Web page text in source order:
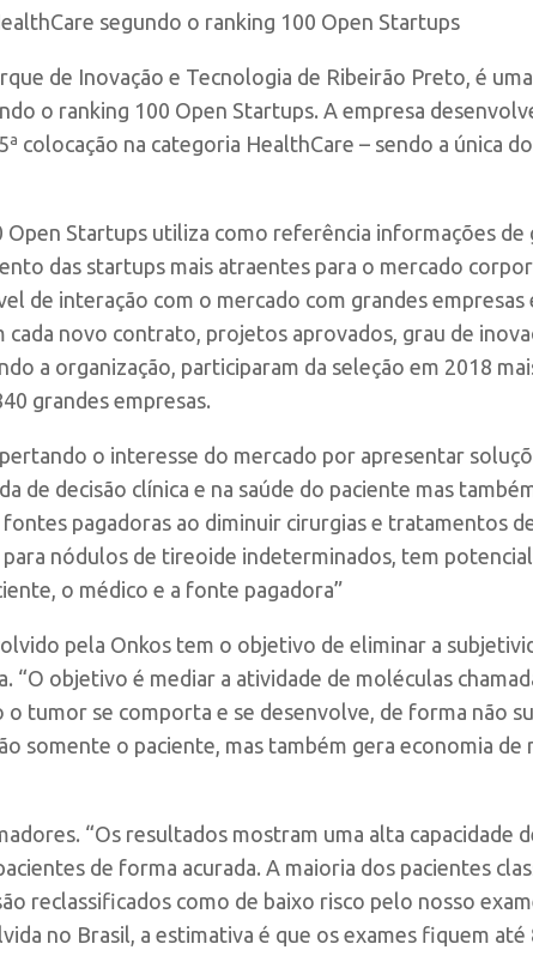
segundo o ranking 100 Open Startups
de Inovação e Tecnologia de Ribeirão Preto, é
o ranking 100 Open Startups. A empresa
colocação na categoria HealthCare – sendo a única
Open Startups utiliza como referência informações de
das startups mais atraentes para o mercado
de interação com o mercado com grandes empresas
cada novo contrato, projetos aprovados, grau de
a organização, participaram da seleção em 2018
grandes empresas.
o interesse do mercado por apresentar
de decisão clínica e na saúde do paciente mas
pagadoras ao diminuir cirurgias e tratamentos
nódulos de tireoide indeterminados, tem
o médico e a fonte pagadora”
pela Onkos tem o objetivo de eliminar a
“O objetivo é mediar a atividade de moléculas
tumor se comporta e se desenvolve, de forma não
somente o paciente, mas também gera economia de
“Os resultados mostram uma alta capacidade
de forma acurada. A maioria dos pacientes
reclassificados como de baixo risco pelo nosso
no Brasil, a estimativa é que os exames fiquem até